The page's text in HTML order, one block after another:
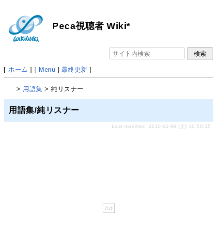
Peca視聴者 Wiki*
[ ホーム ] [ Menu | 最終更新 ]
> 用語集 > 純リスナー
用語集/純リスナー
Last-modified: 2010-11-06 (土) 10:56:35